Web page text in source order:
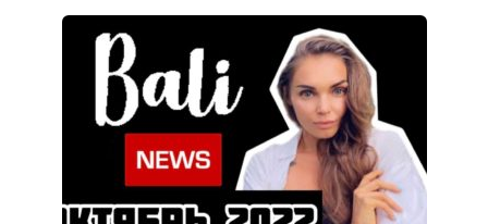
правила виз, чартеры Бали – Москва
Краткий обзор новостей о Бали. В основном
это касается
34